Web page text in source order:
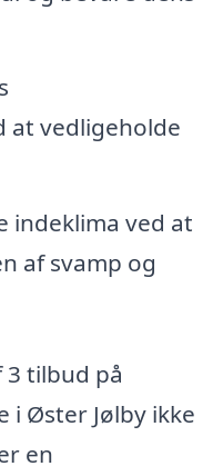
at vedligeholde
indeklima ved at
af svamp og
tilbud på
i Øster Jølby ikke
en